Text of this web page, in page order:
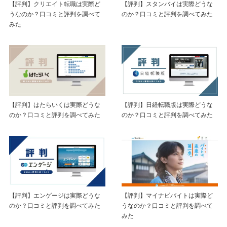
【評判】クリエイト転職は実際ど
うなのか？口コミと評判を調べて
みた
【評判】スタンバイは実際どうな
のか？口コミと評判を調べてみた
【評判】はたらいくは実際どうな
のか？口コミと評判を調べてみた
【評判】日経転職版は実際どうな
のか？口コミと評判を調べてみた
【評判】エンゲージは実際どうな
のか？口コミと評判を調べてみた
【評判】マイナビバイトは実際ど
うなのか？口コミと評判を調べて
みた